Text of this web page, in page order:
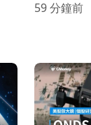
59 分鐘前